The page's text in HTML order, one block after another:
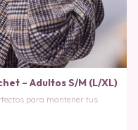
– Adultos S/M (L/XL)
para mantener tus